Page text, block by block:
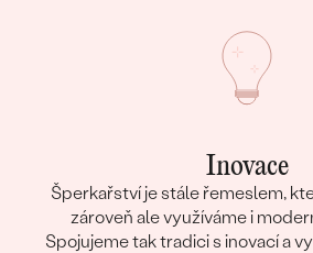
Inovace
Šperkařství je stále řemeslem,
zároveň ale využíváme i
Spojujeme tak tradici s inovací a